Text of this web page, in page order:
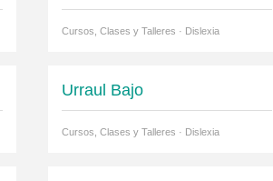
Cursos, Clases y Talleres · Dislexia
Urraul Bajo
Cursos, Clases y Talleres · Dislexia